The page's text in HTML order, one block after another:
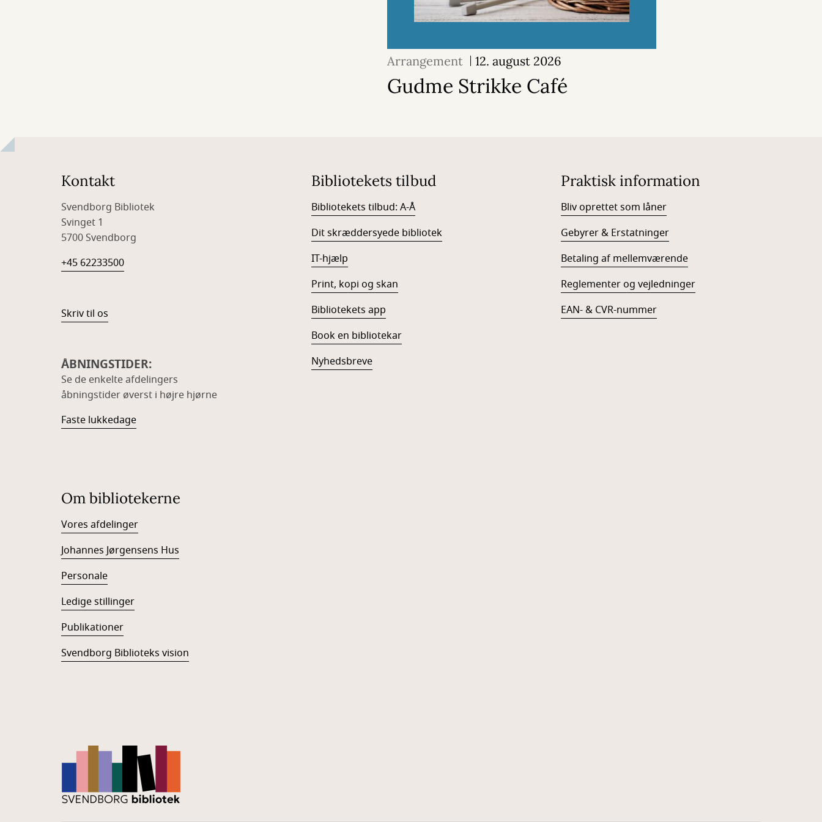
Arrangement 12. august 2026
Gudme Strikke Café
Kontakt
Svendborg Bibliotek
Svinget 1
5700 Svendborg
+45 62233500
Skriv til os
ÅBNINGSTIDER:
Se de enkelte afdelingers
åbningstider øverst i højre hjørne
Faste lukkedage
Bibliotekets tilbud
Bibliotekets tilbud: A-Å
Dit skræddersyede bibliotek
IT-hjælp
Print, kopi og skan
Bibliotekets app
Book en bibliotekar
Nyhedsbreve
Praktisk information
Bliv oprettet som låner
Gebyrer & Erstatninger
Betaling af mellemværende
Reglementer og vejledninger
EAN- & CVR-nummer
Om bibliotekerne
Vores afdelinger
Johannes Jørgensens Hus
Personale
Ledige stillinger
Publikationer
Svendborg Biblioteks vision